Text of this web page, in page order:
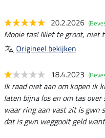
20.2.2026
Mooie tas! Niet te groot, niet
Origineel bekijken
18.4.2023
Ik raad niet aan om kopen ik
laten bijna los en om tas
waar ring aan vast zit is gwn
dat is gwn weggooit geld